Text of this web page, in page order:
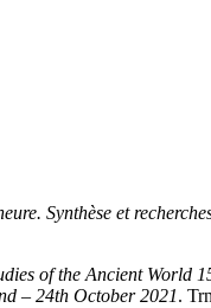
Synthèse et
of the Ancient World
– 24th October 2021.